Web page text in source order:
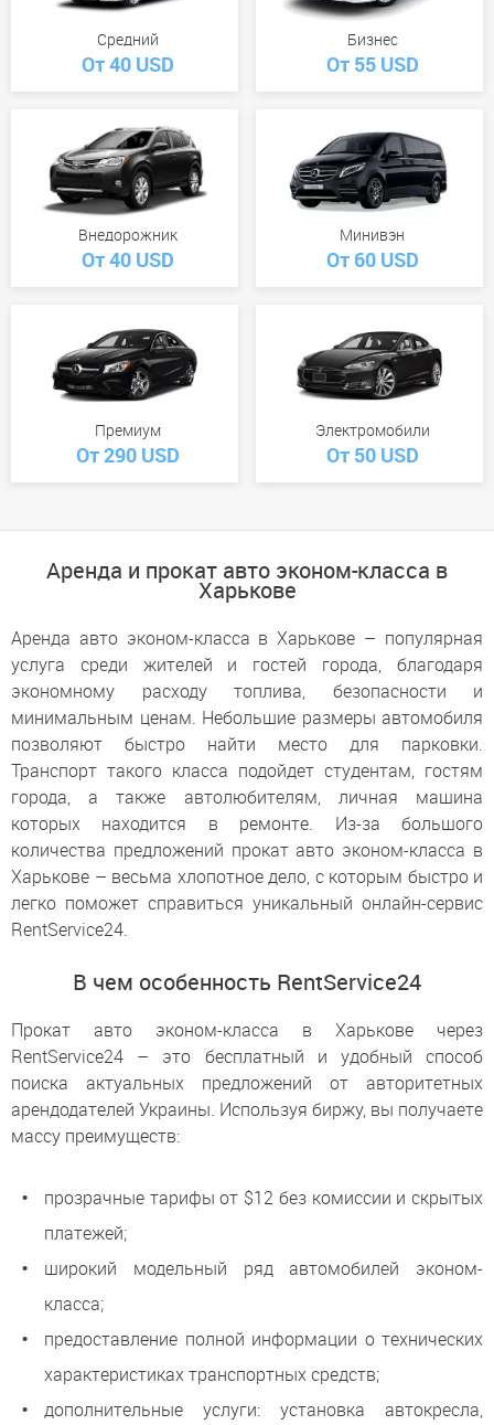
Средний
От 40 USD
Бизнес
От 55 USD
Внедорожник
От 40 USD
Минивэн
От 60 USD
Премиум
От 290 USD
Электромобили
От 50 USD
Аренда и прокат авто эконом-класса в
Харькове
Аренда авто эконом-класса в Харькове – популярная
услуга среди жителей и гостей города, благодаря
экономному расходу топлива, безопасности и
минимальным ценам. Небольшие размеры автомобиля
позволяют быстро найти место для парковки.
Транспорт такого класса подойдет студентам, гостям
города, а также автолюбителям, личная машина
которых находится в ремонте. Из-за большого
количества предложений прокат авто эконом-класса в
Харькове – весьма хлопотное дело, с которым быстро и
легко поможет справиться уникальный онлайн-сервис
RentService24.
В чем особенность RentService24
Прокат авто эконом-класса в Харькове через
RentService24 – это бесплатный и удобный способ
поиска актуальных предложений от авторитетных
арендодателей Украины. Используя биржу, вы получаете
массу преимуществ:
прозрачные тарифы от $12 без комиссии и скрытых
платежей;
широкий модельный ряд автомобилей эконом-
класса;
предоставление полной информации о технических
характеристиках транспортных средств;
дополнительные услуги: установка автокресла,